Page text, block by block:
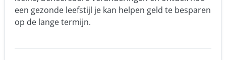
een gezonde leefstijl je kan helpen geld te besparen
op de lange termijn.